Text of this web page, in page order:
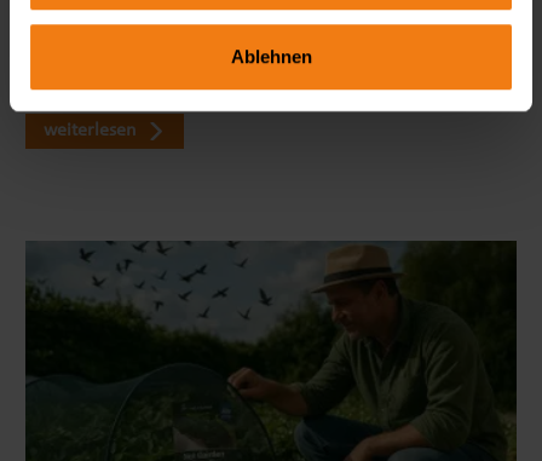
Ablehnen
Wie blickdicht ist eine Seitenmarkise wirklich? Welche Höhe
unserem großen FAQ erfährst du alles, was du vor dem Kauf
weiterlesen